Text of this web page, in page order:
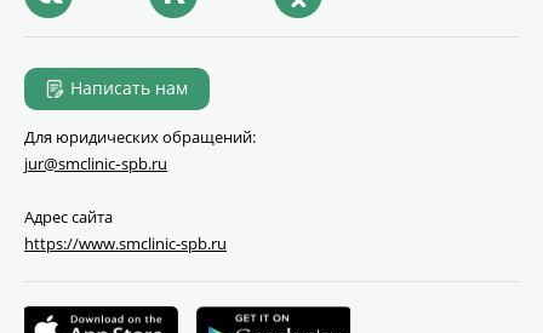
Написать нам
Для юридических обращений:
jur@smclinic‑spb.ru
Адрес сайта
https://www.smclinic-spb.ru